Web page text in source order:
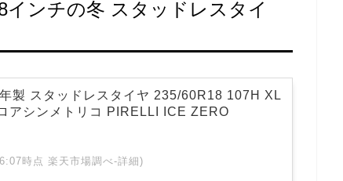
インチの冬 スタッドレスタイ
製 スタッドレスタイヤ 235/60R18 107H XL
アシンメトリコ PIRELLI ICE ZERO
時点 楽天市場調べ-詳細)